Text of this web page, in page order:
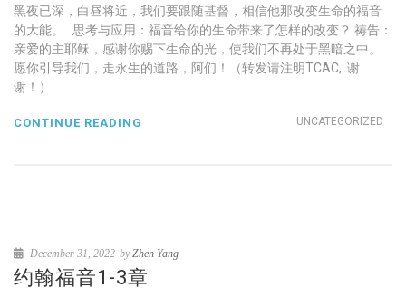
黑夜已深，白昼将近，我们要跟随基督，相信他那改变生命的福音
的大能。 思考与应用：福音给你的生命带来了怎样的改变？ 祷告：
亲爱的主耶稣，感谢你赐下生命的光，使我们不再处于黑暗之中。
愿你引导我们，走永生的道路，阿们！（转发请注明TCAC, 谢
谢！）
UNCATEGORIZED
CONTINUE READING
December 31, 2022 byZhen Yang
约翰福音1-3章